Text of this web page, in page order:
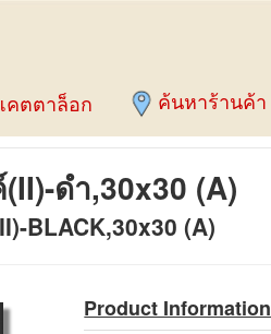
คตตาล็อก ค้นหาร้านค้า
ดำ,30x30 (A)
BLACK,30x30 (A)
Product Information